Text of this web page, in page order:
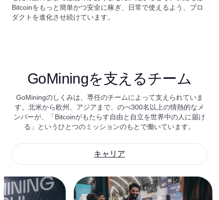
Bitcoinをもっと簡単かつ安全に稼ぎ、日常で使えるよう、プロ
ダクトを進化させ続けています。
GoMiningを支えるチーム
GoMiningのしくみは、専任のチームによって支えられていま
す。北米から欧州、アジアまで、のべ300名以上の情熱的なメ
ンバーが、「Bitcoinがもたらす自由と自立を世界中の人に届け
る」というひとつのミッションのもとで働いています。
キャリア